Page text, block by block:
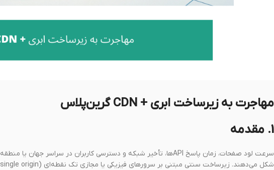
مهاجرت به زیرساخت ابری + CDN گرین‌پلاس
1. مقدمه